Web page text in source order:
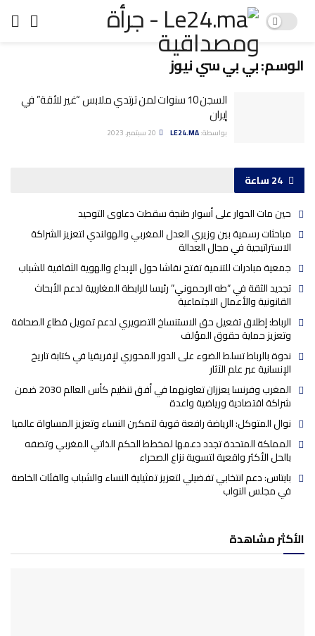
الوسم:بي بي سي نيوز
السجن 10 سنوات لمن ترتدي ملابس “غير لائقة” في
إيران
بواسطة:LE24.MA
24 ساعة
حين مات الحوار على أسوار طنجة سقطت دعاوى التوحيد
مباحثات رسمية بين وزيري العدل المغربي والهولندي لتعزيز الشراكة
الاستراتيجية في مجال العدالة
جمعية مبادرات للتنمية تفتح نقاشا حول الإبداع والهوية الثقافية للشباب
تجديد الثقة في “طه الرحموني” رئيسا للرابطة المغاربية لدعم الأبحاث
القانونية والأعمال الاجتماعية
الرباط: إطلاق تفعيل حق الاستنساخ التصويري لدعم تمويل قطاع الصحافة
وتعزيز حماية حقوق المؤلف
ندوة بالرباط تسلط الضوء على الدور المحوري لإفريقيا في كتابة تاريخ
الإنسانية عبر علم الآثار
المغرب وفرنسا يعززان تعاونهما في أفق تنظيم كأس العالم 2030 ضمن
شراكة اقتصادية ورياضية واعدة
نوال المتوكل: الرياضة رافعة قوية لتمكين النساء وتعزيز المساواة عالميا
المملكة المتحدة تجدد دعمها لمخطط الحكم الذاتي المغربي وتصفه
بالحل الأكثر واقعية لتسوية نزاع الصحراء
بايتاس: دعم انتخابي تفضيلي لتعزيز تمثيلية النساء والشباب والفئات الخاصة
في مجلس النواب
الأكثر مشاهدة